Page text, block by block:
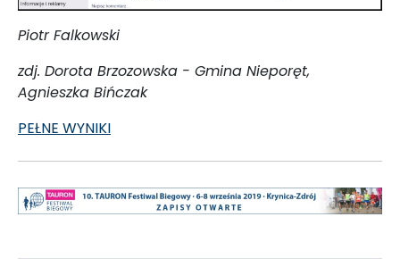
Piotr Falkowski
zdj. Dorota Brzozowska - Gmina Nieporęt,
Agnieszka Bińczak
PEŁNE WYNIKI